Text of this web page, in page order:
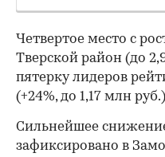
Четвертое место с
Тверской район (до
пятерку лидеров
(+24%, до 1,17 млн
Сильнейшее
зафиксировано в